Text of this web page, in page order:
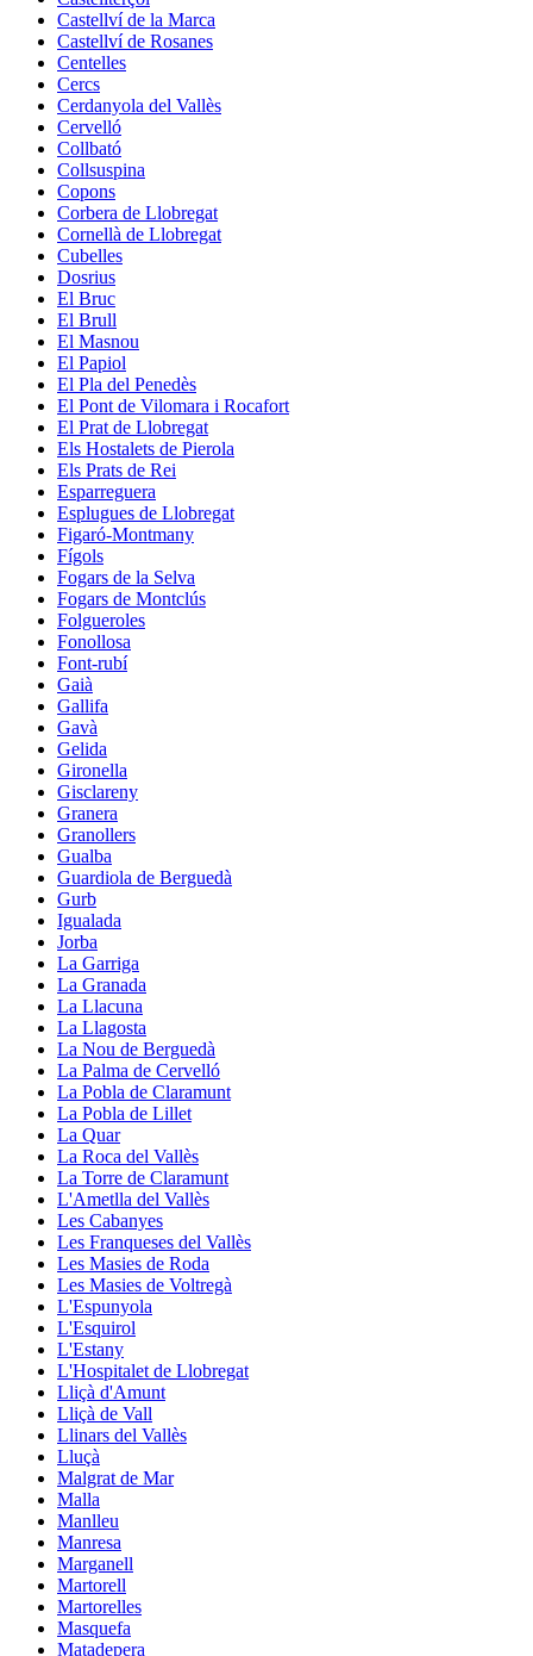
Castellví de la Marca
Castellví de Rosanes
Centelles
Cercs
Cerdanyola del Vallès
Cervelló
Collbató
Collsuspina
Copons
Corbera de Llobregat
Cornellà de Llobregat
Cubelles
Dosrius
El Bruc
El Brull
El Masnou
El Papiol
El Pla del Penedès
El Pont de Vilomara i Rocafort
El Prat de Llobregat
Els Hostalets de Pierola
Els Prats de Rei
Esparreguera
Esplugues de Llobregat
Figaró-Montmany
Fígols
Fogars de la Selva
Fogars de Montclús
Folgueroles
Fonollosa
Font-rubí
Gaià
Gallifa
Gavà
Gelida
Gironella
Gisclareny
Granera
Granollers
Gualba
Guardiola de Berguedà
Gurb
Igualada
Jorba
La Garriga
La Granada
La Llacuna
La Llagosta
La Nou de Berguedà
La Palma de Cervelló
La Pobla de Claramunt
La Pobla de Lillet
La Quar
La Roca del Vallès
La Torre de Claramunt
L'Ametlla del Vallès
Les Cabanyes
Les Franqueses del Vallès
Les Masies de Roda
Les Masies de Voltregà
L'Espunyola
L'Esquirol
L'Estany
L'Hospitalet de Llobregat
Lliçà d'Amunt
Lliçà de Vall
Llinars del Vallès
Lluçà
Malgrat de Mar
Malla
Manlleu
Manresa
Marganell
Martorell
Martorelles
Masquefa
Matadepera